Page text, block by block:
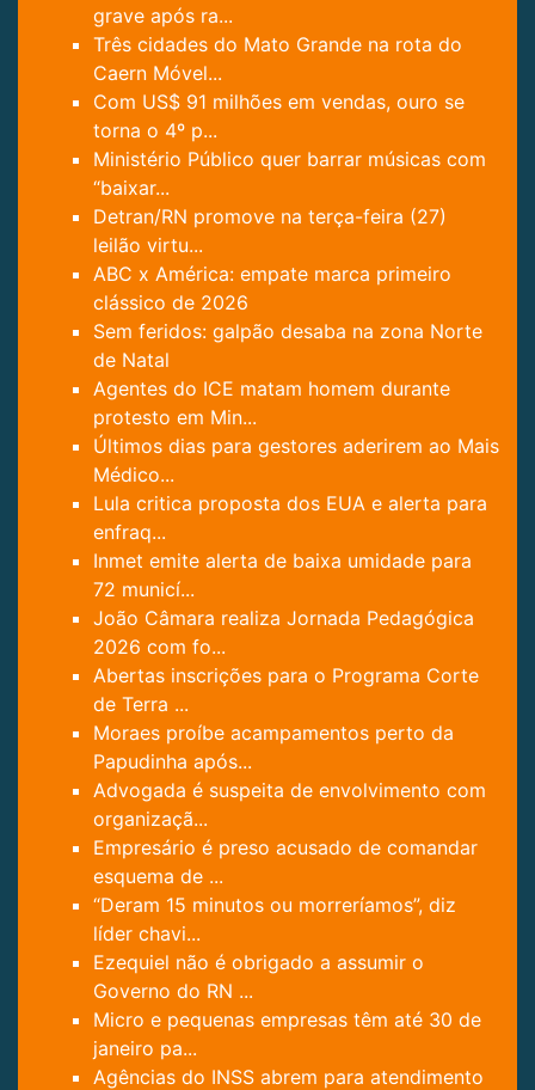
grave após ra...
Três cidades do Mato Grande na rota do
Caern Móvel...
Com US$ 91 milhões em vendas, ouro se
torna o 4º p...
Ministério Público quer barrar músicas com
“baixar...
Detran/RN promove na terça-feira (27)
leilão virtu...
ABC x América: empate marca primeiro
clássico de 2026
Sem feridos: galpão desaba na zona Norte
de Natal
Agentes do ICE matam homem durante
protesto em Min...
Últimos dias para gestores aderirem ao Mais
Médico...
Lula critica proposta dos EUA e alerta para
enfraq...
Inmet emite alerta de baixa umidade para
72 municí...
João Câmara realiza Jornada Pedagógica
2026 com fo...
Abertas inscrições para o Programa Corte
de Terra ...
Moraes proíbe acampamentos perto da
Papudinha após...
Advogada é suspeita de envolvimento com
organizaçã...
Empresário é preso acusado de comandar
esquema de ...
“Deram 15 minutos ou morreríamos”, diz
líder chavi...
Ezequiel não é obrigado a assumir o
Governo do RN ...
Micro e pequenas empresas têm até 30 de
janeiro pa...
Agências do INSS abrem para atendimento